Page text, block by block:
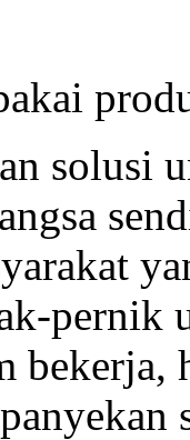
solusi
pernik
bekerja,